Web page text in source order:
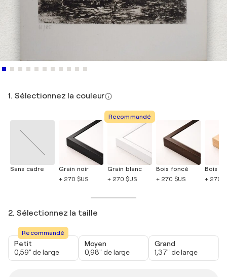
1. Sélectionnez la couleur
Sans cadre
Grain noir
+ 270 $US
Recommandé
Grain blanc
+ 270 $US
Bois foncé
+ 270 $US
Bois
+ 270
2. Sélectionnez la taille
Recommandé
Petit
0,59" de large
Moyen
0,98" de large
Grand
1,37" de large